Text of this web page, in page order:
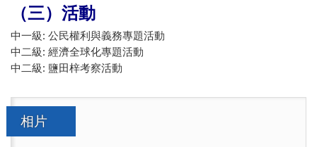
（三）活動
中一級: 公民權利與義務專題活動
中二級: 經濟全球化專題活動
中二級: 鹽田梓考察活動
相片